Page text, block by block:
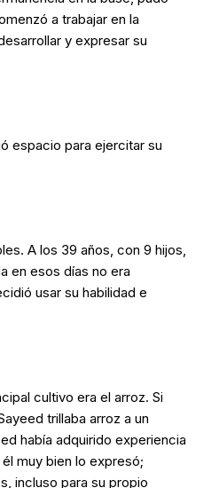
a trabajar en la
y expresar su
espacio para ejercitar su
A los 39 años, con 9 hijos,
en esos días no era
usar su habilidad e
cultivo era el arroz. Si
trillaba arroz a un
había adquirido experiencia
muy bien lo expresó;
incluso para su propio